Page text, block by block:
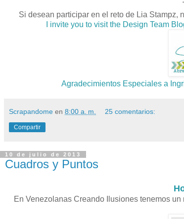
Si desean participar en el reto de Lia Stampz,
I invite you to visit the Design Team
Agradecimientos Especiales a
Scrapandome en 8:00 a. m. 25 comentarios:
Compartir
10 de julio de 2013
Cuadros y Puntos
En Venezolanas Creando Ilusiones tenemos